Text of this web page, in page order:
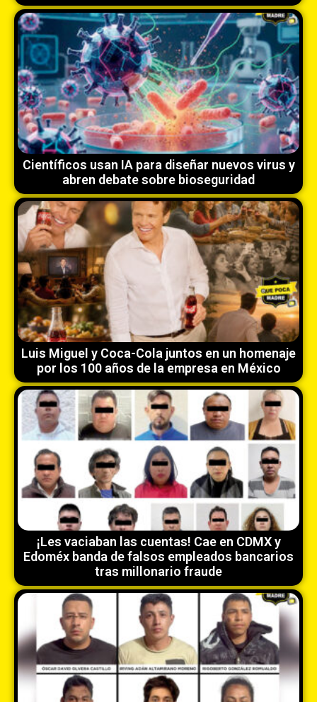
Científicos usan IA para diseñar nuevos virus y
abren debate sobre bioseguridad
Luis Miguel y Coca-Cola juntos en un homenaje
por los 100 años de la empresa en México
¡Les vaciaban las cuentas! Cae en CDMX y
Edoméx banda de falsos empleados bancarios
tras millonario fraude